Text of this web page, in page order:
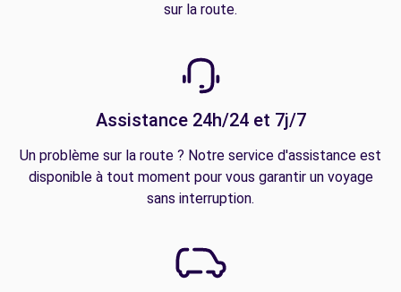
sur la route.
Assistance 24h/24 et 7j/7
Un problème sur la route ? Notre service d'assistance est
disponible à tout moment pour vous garantir un voyage
sans interruption.